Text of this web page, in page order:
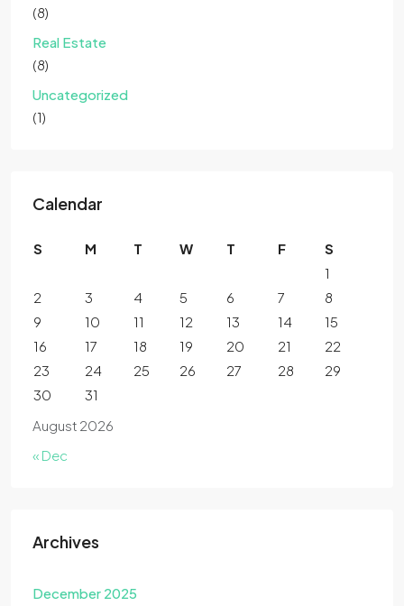
(8)
Real Estate
(8)
Uncategorized
(1)
Calendar
August 2026
S M T W T F
S
1
2
3 4 5 6 7
8
9
10 11 12 13 14
15
16
17 18 19 20 21
22
23
24 25 26 27 28
29
30
31
« Dec
Archives
December 2025